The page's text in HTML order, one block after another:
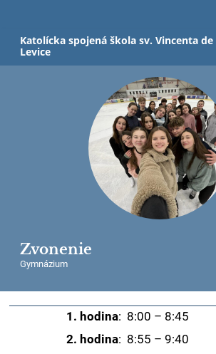
Katolícka spojená škola sv. Vincenta de
Levice
Zvonenie
Gymnázium
1. hodina: 8:00 – 8:45
2. hodina: 8:55 – 9:40